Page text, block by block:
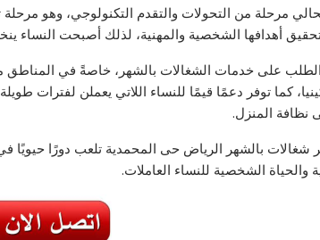
مرحلة من التحولات والتقدم التكنولوجي، وهو
أهدافها الشخصية والمهنية، لذلك أصبحت النساء
على خدمات الشغالات بالشهر، خاصةً في المناطق
كما توفر دعمًا قيمًا للنساء اللاتي يعملن لفترات
نظافة المنزل.
شغالات بالشهر الرياض حى المحمدية تلعب دورًا حيويًا
والحياة الشخصية للنساء العاملات.